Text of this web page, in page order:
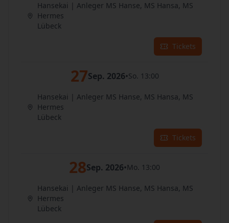
Hansekai | Anleger MS Hanse, MS Hansa, MS
Hermes
Lübeck
Tickets
27Sep. 2026•So. 13:00
Hansekai | Anleger MS Hanse, MS Hansa, MS
Hermes
Lübeck
Tickets
28Sep. 2026•Mo. 13:00
Hansekai | Anleger MS Hanse, MS Hansa, MS
Hermes
Lübeck